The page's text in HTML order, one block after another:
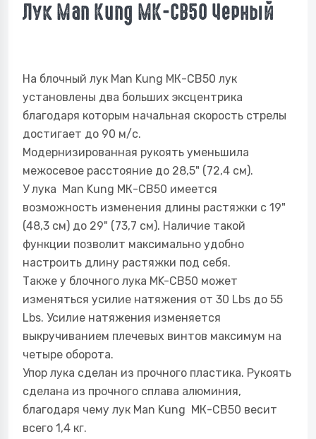
Лук Man Kung МК-CB50 Черный
На блочный лук Man Kung МК-CB50 лук
установлены два больших эксцентрика
благодаря которым начальная скорость стрелы
достигает до 90 м/с.
Модернизированная рукоять уменьшила
межосевое расстояние до 28,5" (72,4 см).
У лука Man Kung МК-CB50 имеется
возможность изменения длины растяжки с 19"
(48,3 см) до 29" (73,7 см). Наличие такой
функции позволит максимально удобно
настроить длину растяжки под себя.
Также у блочного лука MK-CB50 может
изменяться усилие натяжения от 30 Lbs до 55
Lbs. Усилие натяжения изменяется
выкручиванием плечевых винтов максимум на
четыре оборота.
Упор лука сделан из прочного пластика. Рукоять
сделана из прочного сплава алюминия,
благодаря чему лук Man Kung МК-CB50 весит
всего 1,4 кг.